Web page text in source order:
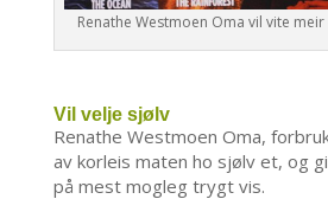
Renathe Westmoen Oma vil vite
Vil velje sjølv
Renathe Westmoen Oma,
av korleis maten ho sjølv et, og
på mest mogleg trygt vis.